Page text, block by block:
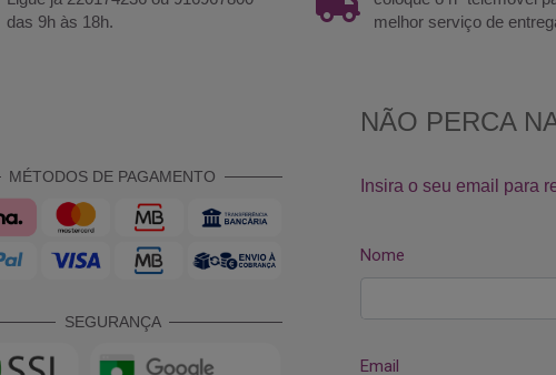
das 9h às 18h.
melhor serviço de
MÉTODOS DE PAGAMENTO
SEGURANÇA